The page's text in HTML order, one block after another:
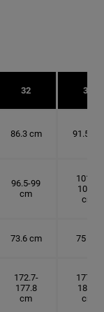
32 34
86.3 cm 91.5 cm
96.5-99
cm
101.6-
104.1
cm
73.6 cm 75 cm
172.7-
177.8
cm
177.8-
182.9
cm